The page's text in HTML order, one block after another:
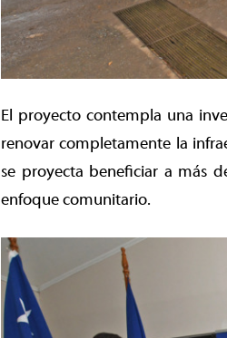
El proyecto contempla una
renovar completamente la
se proyecta beneficiar a más
enfoque comunitario.